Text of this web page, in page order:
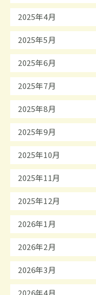
2025年4月
2025年5月
2025年6月
2025年7月
2025年8月
2025年9月
2025年10月
2025年11月
2025年12月
2026年1月
2026年2月
2026年3月